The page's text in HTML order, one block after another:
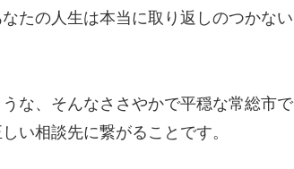
たの人生は本当に取り返しのつかない
な、そんなささやかで平穏な常総市で
い相談先に繋がることです。